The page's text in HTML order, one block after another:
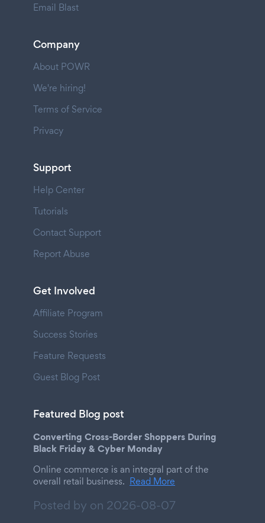
Email Blast
Company
About POWR
We're hiring!
Terms of Service
Privacy
Support
Help Center
Tutorials
Contact Support
Report Abuse
Get Involved
Affiliate Program
Success Stories
Feature Requests
Guest Blog Post
Featured Blog post
Converting Cross-Border Shoppers During
Black Friday & Cyber Monday
Online commerce is an integral part of the
overall retail business. Read More
Posted by on 2026-08-07